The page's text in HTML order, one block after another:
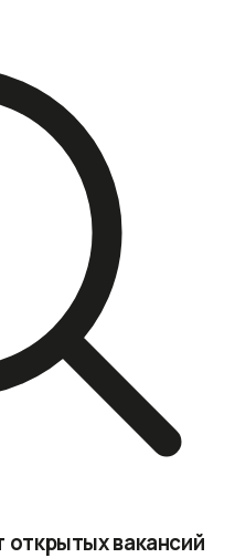
открытых вакансий